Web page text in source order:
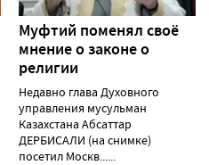
Муфтий поменял своё
мнение о законе о
религии
Недавно глава Духовного
управления мусульман
Казахстана Абсаттар
ДЕРБИСАЛИ (на снимке)
посетил Москв......